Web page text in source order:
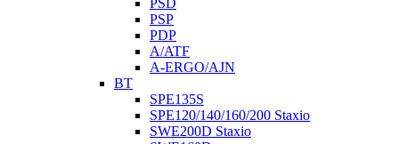
PSP
PDP
A/ATF
A-ERGO/AJN
BT
SPE135S
SPE120/140/160/200 Staxio
SWE200D Staxio